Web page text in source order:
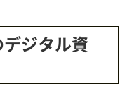
ジタル資